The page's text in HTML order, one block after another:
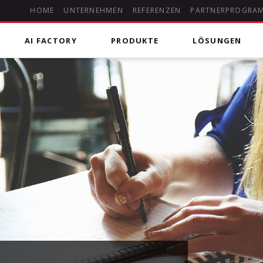
HOME UNTERNEHMEN REFERENZEN
AI FACTORY PRODUKTE
deHOSTED Skype for Business (Lync)
DSGVO-konforme Kommunikationslösung für Chats,
Audio- und Videokonferenzen, Onlinebesprechungen
mit Screensharing und Whiteboard sowie klassischer
Telefonie in das öffentliche Telefonnetz.
Microsoft Office 365
Erleben Sie die Vorteile von Microsoft Office 356 aus
der Cloud. Unser Experten Team unterstützt Sie bei
Auswahl & Umsetzung. Setzen Sie auf allen Geräten
LÖSUNGEN
Anrufpläne für Microsoft
Managed Microsoft 365